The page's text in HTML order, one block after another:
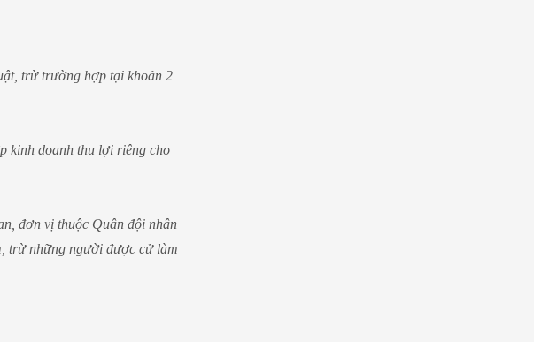
trừ trường hợp tại khoản 2
kinh doanh thu lợi riêng cho
đơn vị thuộc Quân đội nhân
trừ những người được cử làm